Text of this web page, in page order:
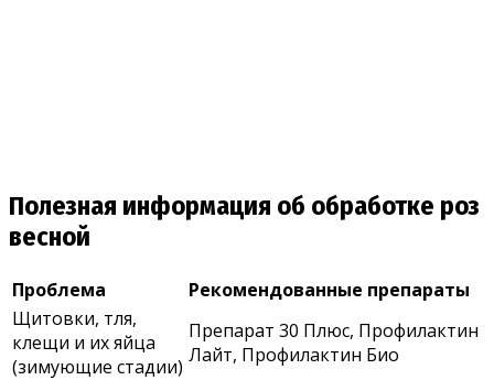
Полезная информация об обработке роз
весной
Проблема
Рекомендованные препараты
Щитовки, тля,
клещи и их яйца
(зимующие стадии)
Препарат 30 Плюс, Профилактин
Лайт, Профилактин Био